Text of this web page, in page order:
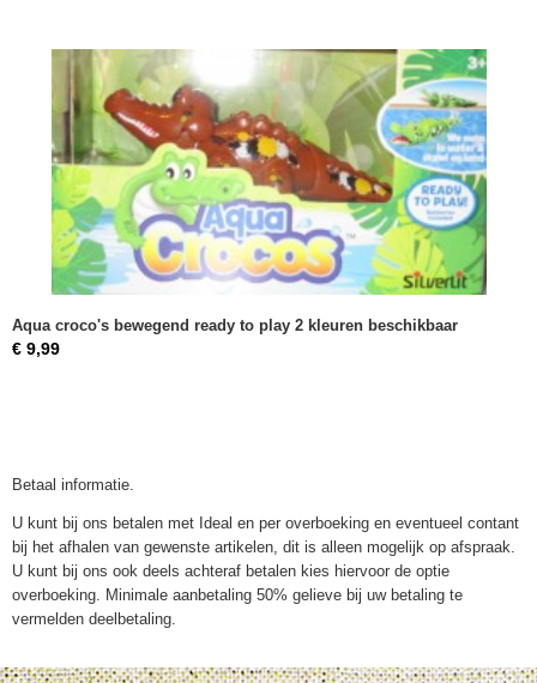
Aqua croco's bewegend ready to play 2 kleuren beschikbaar
€ 9,99
Betaal informatie.
U kunt bij ons betalen met Ideal en per overboeking en eventueel contant
bij het afhalen van gewenste artikelen, dit is alleen mogelijk op afspraak.
U kunt bij ons ook deels achteraf betalen kies hiervoor de optie
overboeking. Minimale aanbetaling 50% gelieve bij uw betaling te
vermelden deelbetaling.